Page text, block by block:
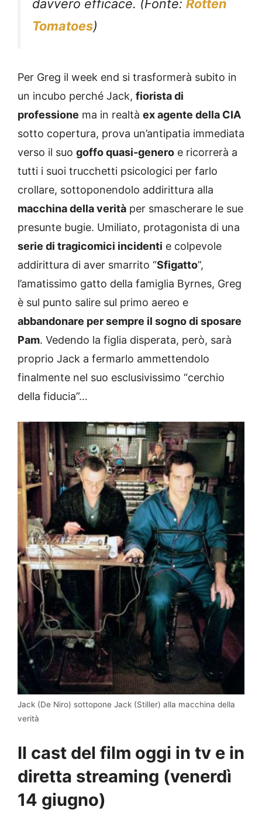
davvero efficace. (Fonte: Rotten
Tomatoes)
Per Greg il week end si trasformerà subito in
un incubo perché Jack, fiorista di
professione ma in realtà ex agente della CIA
sotto copertura, prova un’antipatia immediata
verso il suo goffo quasi-genero e ricorrerà a
tutti i suoi trucchetti psicologici per farlo
crollare, sottoponendolo addirittura alla
macchina della verità per smascherare le sue
presunte bugie. Umiliato, protagonista di una
serie di tragicomici incidenti e colpevole
addirittura di aver smarrito “Sfigatto”,
l’amatissimo gatto della famiglia Byrnes, Greg
è sul punto salire sul primo aereo e
abbandonare per sempre il sogno di sposare
Pam. Vedendo la figlia disperata, però, sarà
proprio Jack a fermarlo ammettendolo
finalmente nel suo esclusivissimo “cerchio
della fiducia”…
Jack (De Niro) sottopone Jack (Stiller) alla macchina della
verità
Il cast del film oggi in tv e in
diretta streaming (venerdì
14 giugno)